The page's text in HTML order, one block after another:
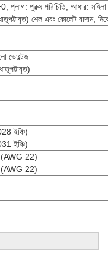
প্লাগ: পুরুষ পরিচিতি, আধার: মহিলা
শেল এবং কোলেট বাদাম,
ভোল্টেজ
ইঞ্চি)
ইঞ্চি)
(AWG 22)
(AWG 22)